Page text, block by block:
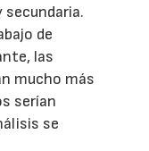
de
las
mucho más
serían
se